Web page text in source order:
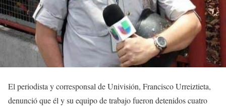
El periodista y corresponsal de Univisión, Francisco Urreiztieta,
denunció que él y su equipo de trabajo fueron detenidos cuatro